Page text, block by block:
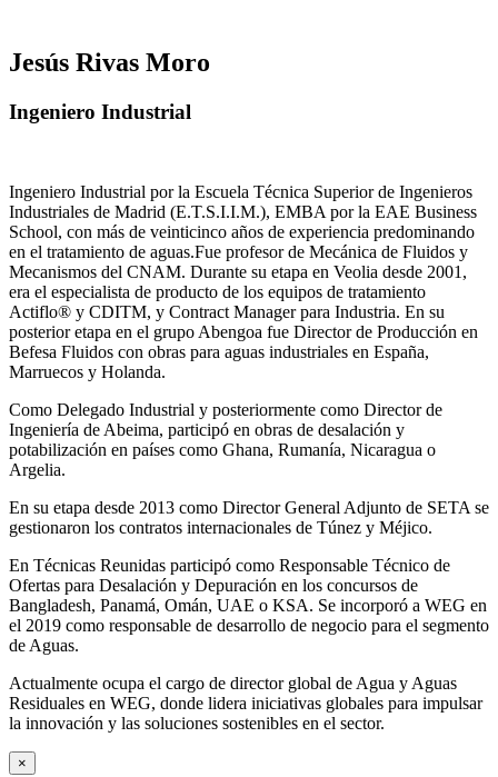
Jesús Rivas Moro
Ingeniero Industrial
Ingeniero Industrial por la Escuela Técnica Superior de Ingenieros
Industriales de Madrid (E.T.S.I.I.M.), EMBA por la EAE Business
School, con más de veinticinco años de experiencia predominando
en el tratamiento de aguas.Fue profesor de Mecánica de Fluidos y
Mecanismos del CNAM. Durante su etapa en Veolia desde 2001,
era el especialista de producto de los equipos de tratamiento
Actiflo® y CDITM, y Contract Manager para Industria. En su
posterior etapa en el grupo Abengoa fue Director de Producción en
Befesa Fluidos con obras para aguas industriales en España,
Marruecos y Holanda.
Como Delegado Industrial y posteriormente como Director de
Ingeniería de Abeima, participó en obras de desalación y
potabilización en países como Ghana, Rumanía, Nicaragua o
Argelia.
En su etapa desde 2013 como Director General Adjunto de SETA se
gestionaron los contratos internacionales de Túnez y Méjico.
En Técnicas Reunidas participó como Responsable Técnico de
Ofertas para Desalación y Depuración en los concursos de
Bangladesh, Panamá, Omán, UAE o KSA. Se incorporó a WEG en
el 2019 como responsable de desarrollo de negocio para el segmento
de Aguas.
Actualmente ocupa el cargo de director global de Agua y Aguas
Residuales en WEG, donde lidera iniciativas globales para impulsar
la innovación y las soluciones sostenibles en el sector.
×